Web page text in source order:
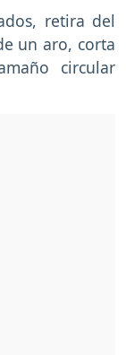
retira del
un aro, corta
circular